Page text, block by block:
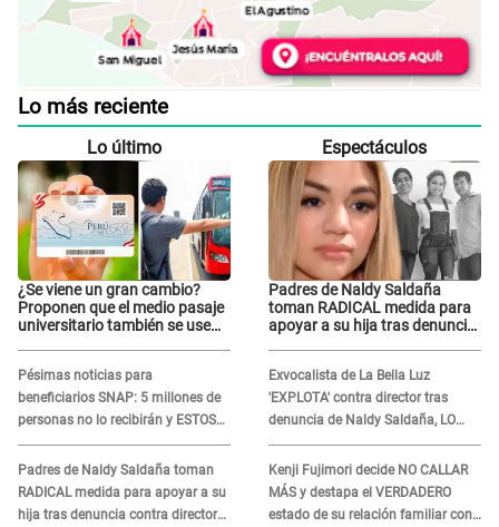
Lo más reciente
Lo último
¿Se viene un gran cambio?
Proponen que el medio pasaje
universitario también se use
Pésimas noticias para
beneficiarios SNAP: 5 millones de
personas no lo recibirán y ESTOS
INMIGRANTES ya no califican
Padres de Naldy Saldaña toman
RADICAL medida para apoyar a su
hija tras denuncia contra director
Espectáculos
Padres de Naldy Saldaña
toman RADICAL medida para
apoyar a su hija tras denuncia
quedar así"
Exvocalista de La Bella Luz
'EXPLOTA' contra director tras
denuncia de Naldy Saldaña, LO
INSULTA y lanza GRAVE
advertencia: "Falta que rueden dos
cabezas más"
Kenji Fujimori decide NO CALLAR
MÁS y destapa el VERDADERO
estado de su relación familiar con